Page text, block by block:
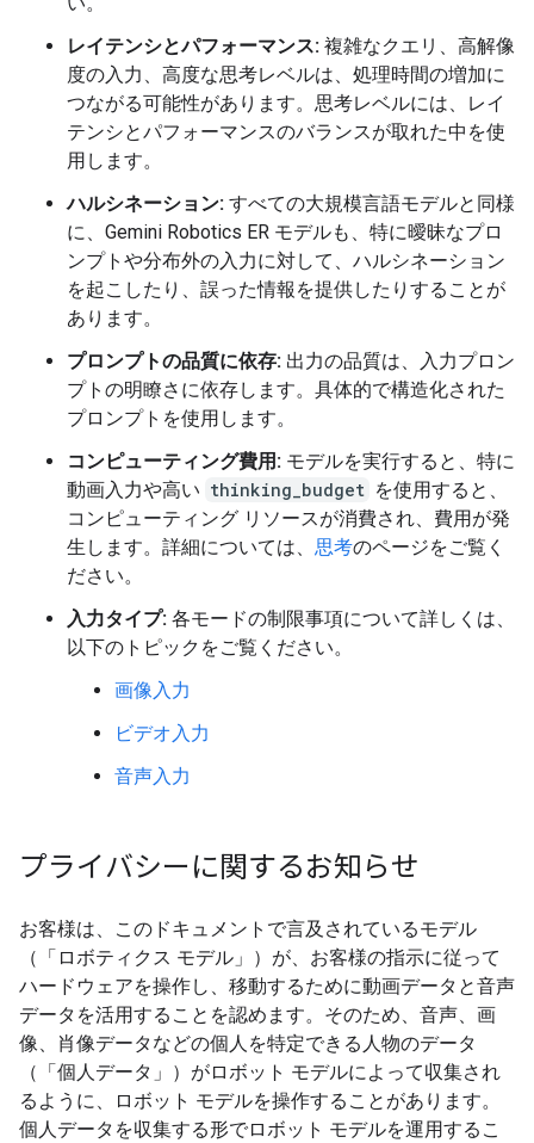
レイテンシとパフォーマンス: 複雑なクエリ、高解像
度の入力、高度な思考レベルは、処理時間の増加に
つながる可能性があります。思考レベルには、レイ
テンシとパフォーマンスのバランスが取れた中を使
用します。
ハルシネーション: すべての大規模言語モデルと同様
に、Gemini Robotics ER モデルも、特に曖昧なプロ
ンプトや分布外の入力に対して、ハルシネーション
を起こしたり、誤った情報を提供したりすることが
あります。
プロンプトの品質に依存: 出力の品質は、入力プロン
プトの明瞭さに依存します。具体的で構造化された
プロンプトを使用します。
コンピューティング費用: モデルを実行すると、特に
動画入力や高い thinking_budget を使用すると、
コンピューティング リソースが消費され、費用が発
生します。詳細については、 思考のページをご覧く
ださい。
入力タイプ: 各モードの制限事項について詳しくは、
以下のトピックをご覧ください。
画像入力
ビデオ入力
音声入力
プライバシーに関するお知らせ
お客様は、このドキュメントで言及されているモデル
（「ロボティクス モデル」）が、お客様の指示に従って
ハードウェアを操作し、移動するために動画データと音声
データを活用することを認めます。そのため、音声、画
像、肖像データなどの個人を特定できる人物のデータ
（「個人データ」）がロボット モデルによって収集され
るように、ロボット モデルを操作することがあります。
個人データを収集する形でロボット モデルを運用するこ